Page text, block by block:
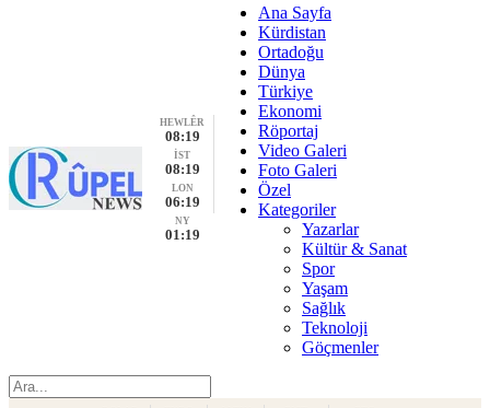
HEWLÊR
08:19
İST
08:19
LON
06:19
NY
01:19
Ana Sayfa
Kürdistan
Ortadoğu
Dünya
Türkiye
Ekonomi
Röportaj
Video Galeri
Foto Galeri
Özel
Kategoriler
Yazarlar
Kültür & Sanat
Spor
Yaşam
Sağlık
Teknoloji
Göçmenler